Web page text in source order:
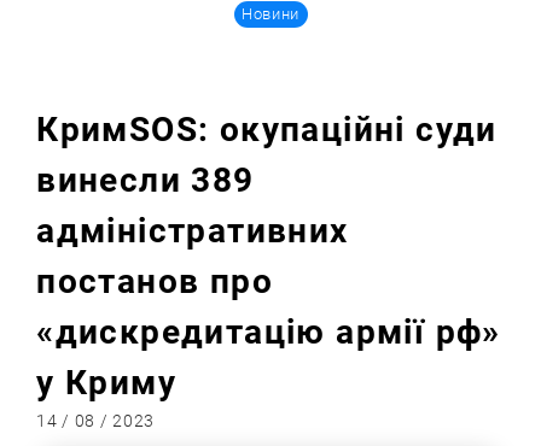
Новини
КримSOS: окупаційні суди
винесли 389
адміністративних
постанов про
«дискредитацію армії рф»
у Криму
14 / 08 / 2023